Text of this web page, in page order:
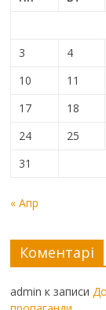
3
4
10
11
17
18
24
25
31
« Апр
Коментарі
admin к записи